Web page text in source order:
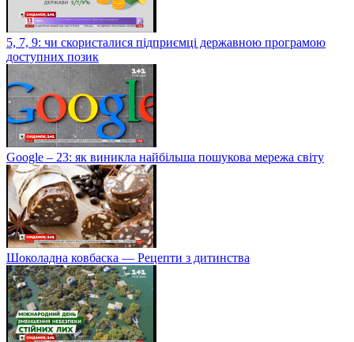
5, 7, 9: чи скористалися підприємці державною програмою
доступних позик
Google – 23: як виникла найбільша пошукова мережа світу
Шоколадна ковбаска — Рецепти з дитинства